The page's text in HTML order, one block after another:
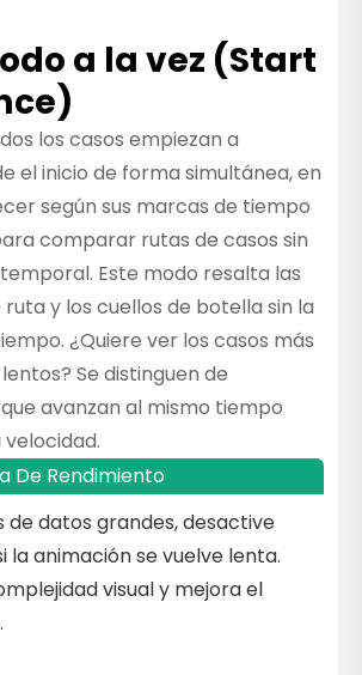
a la vez (Start
los casos empiezan a
el inicio de forma simultánea, en
según sus marcas de tiempo
comparar rutas de casos sin
Este modo resalta las
y los cuellos de botella sin la
¿Quiere ver los casos más
Se distinguen de
avanzan al mismo tiempo
De Rendimiento
de datos grandes, desactive
la animación se vuelve lenta.
visual y mejora el